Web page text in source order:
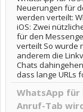
Neuerungen für
werden verteilt:
iOS: Zwei
für den
verteilt So wurde
anderem die
Chats
dass lange URLs
WhatsApp für
Anruf-Tab